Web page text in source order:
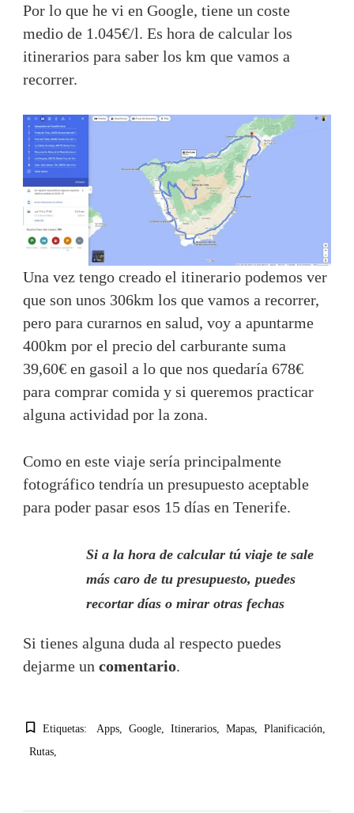
Por lo que he vi en Google, tiene un coste
medio de 1.045€/l. Es hora de calcular los
itinerarios para saber los km que vamos a
recorrer.
Una vez tengo creado el itinerario podemos ver
que son unos 306km los que vamos a recorrer,
pero para curarnos en salud, voy a apuntarme
400km por el precio del carburante suma
39,60€ en gasoil a lo que nos quedaría 678€
para comprar comida y si queremos practicar
alguna actividad por la zona.
Como en este viaje sería principalmente
fotográfico tendría un presupuesto aceptable
para poder pasar esos 15 días en Tenerife.
Si a la hora de calcular tú viaje te sale
más caro de tu presupuesto, puedes
recortar días o mirar otras fechas
Si tienes alguna duda al respecto puedes
dejarme un comentario.
Etiquetas: Apps Google Itinerarios Mapas
Planificación
Rutas